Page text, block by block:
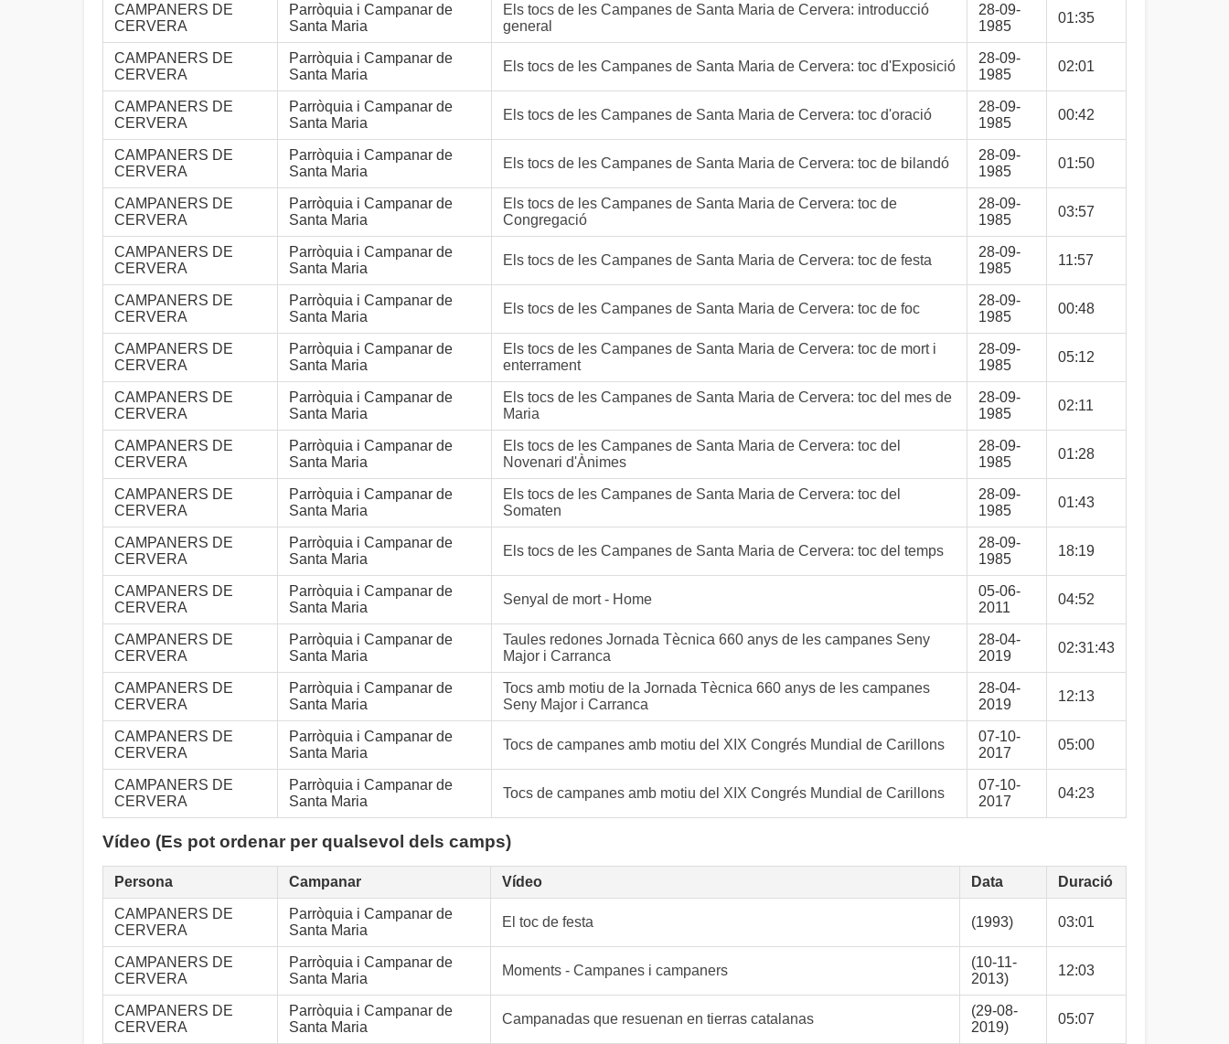
CAMPANERS DE
CERVERA
Parròquia i Campanar de
Santa Maria
Els tocs de les Campanes de Santa Maria de Cervera: introducció
general
28-09-
1985
01:35
CAMPANERS DE
CERVERA
Parròquia i Campanar de
Santa Maria
Els tocs de les Campanes de Santa Maria de Cervera: toc d'Exposició
28-09-
1985
02:01
CAMPANERS DE
CERVERA
Parròquia i Campanar de
Santa Maria
Els tocs de les Campanes de Santa Maria de Cervera: toc d'oració
28-09-
1985
00:42
CAMPANERS DE
CERVERA
Parròquia i Campanar de
Santa Maria
Els tocs de les Campanes de Santa Maria de Cervera: toc de bilandó
28-09-
1985
01:50
CAMPANERS DE
CERVERA
Parròquia i Campanar de
Santa Maria
Els tocs de les Campanes de Santa Maria de Cervera: toc de
Congregació
28-09-
1985
03:57
CAMPANERS DE
CERVERA
Parròquia i Campanar de
Santa Maria
Els tocs de les Campanes de Santa Maria de Cervera: toc de festa
28-09-
1985
11:57
CAMPANERS DE
CERVERA
Parròquia i Campanar de
Santa Maria
Els tocs de les Campanes de Santa Maria de Cervera: toc de foc
28-09-
1985
00:48
CAMPANERS DE
CERVERA
Parròquia i Campanar de
Santa Maria
Els tocs de les Campanes de Santa Maria de Cervera: toc de mort i
enterrament
28-09-
1985
05:12
CAMPANERS DE
CERVERA
Parròquia i Campanar de
Santa Maria
Els tocs de les Campanes de Santa Maria de Cervera: toc del mes de
Maria
28-09-
1985
02:11
CAMPANERS DE
CERVERA
Parròquia i Campanar de
Santa Maria
Els tocs de les Campanes de Santa Maria de Cervera: toc del
Novenari d'Ànimes
28-09-
1985
01:28
CAMPANERS DE
CERVERA
Parròquia i Campanar de
Santa Maria
Els tocs de les Campanes de Santa Maria de Cervera: toc del
Somaten
28-09-
1985
01:43
CAMPANERS DE
CERVERA
Parròquia i Campanar de
Santa Maria
Els tocs de les Campanes de Santa Maria de Cervera: toc del temps
28-09-
1985
18:19
CAMPANERS DE
CERVERA
Parròquia i Campanar de
Santa Maria
Senyal de mort - Home
05-06-
2011
04:52
CAMPANERS DE
CERVERA
Parròquia i Campanar de
Santa Maria
Taules redones Jornada Tècnica 660 anys de les campanes Seny
Major i Carranca
28-04-
2019
02:31:43
CAMPANERS DE
CERVERA
Parròquia i Campanar de
Santa Maria
Tocs amb motiu de la Jornada Tècnica 660 anys de les campanes
Seny Major i Carranca
28-04-
2019
12:13
CAMPANERS DE
CERVERA
Parròquia i Campanar de
Santa Maria
Tocs de campanes amb motiu del XIX Congrés Mundial de Carillons
07-10-
2017
05:00
CAMPANERS DE
CERVERA
Parròquia i Campanar de
Santa Maria
Tocs de campanes amb motiu del XIX Congrés Mundial de Carillons
07-10-
2017
04:23
Vídeo (Es pot ordenar per qualsevol dels camps)
Persona Campanar Vídeo Data Duració
CAMPANERS DE
CERVERA
Parròquia i Campanar de
Santa Maria
El toc de festa (1993) 03:01
CAMPANERS DE
CERVERA
Parròquia i Campanar de
Santa Maria
Moments - Campanes i campaners
(10-11-
2013)
12:03
CAMPANERS DE
CERVERA
Parròquia i Campanar de
Santa Maria
Campanadas que resuenan en tierras catalanas
(29-08-
2019)
05:07